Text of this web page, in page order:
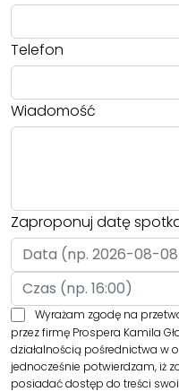
Telefon
Wiadomość
Zaproponuj datę
Wyrażam zgodę na
przez firmę Prospera Kamila
działalnością pośrednictwa w
jednocześnie potwierdzam, iż
posiadać dostęp do treści